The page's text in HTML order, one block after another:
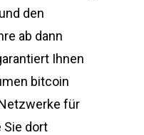
den
ab dann
Ihnen
bitcoin
für
Sie dort